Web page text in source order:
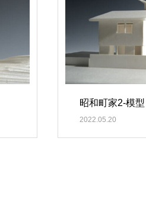
昭和町家2-模型
2022.05.20